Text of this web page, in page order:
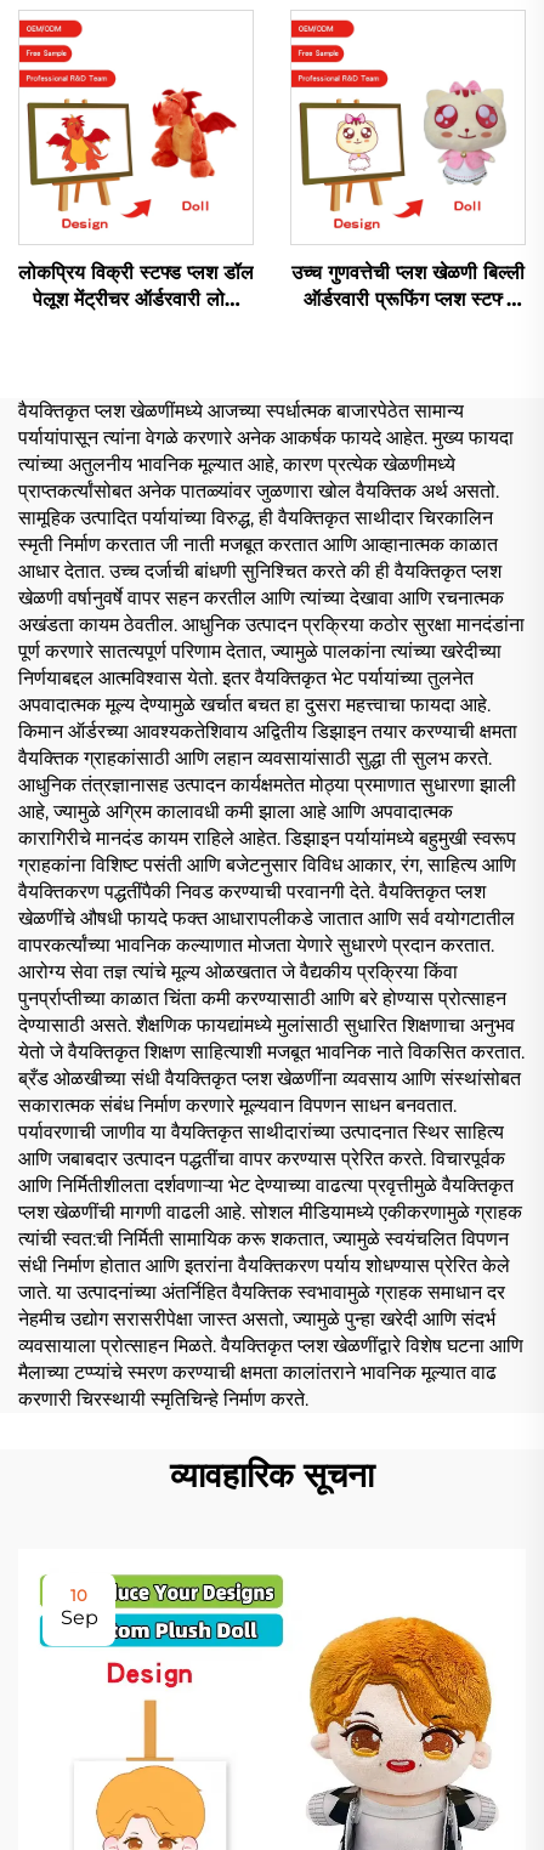
लोकप्रिय विक्री स्टफ्ड प्लश डॉल
पेलूश मेंट्रीचर ऑर्डरवारी लोगो
उच्च गुणवत्तेची प्लश खेळणी बिल्ली
ऑर्डरवारी प्रूफिंग प्लश स्टफ्ड
वैयक्तिकृत प्लश खेळणींमध्ये आजच्या स्पर्धात्मक बाजारपेठेत सामान्य
पर्यायांपासून त्यांना वेगळे करणारे अनेक आकर्षक फायदे आहेत. मुख्य फायदा
त्यांच्या अतुलनीय भावनिक मूल्यात आहे, कारण प्रत्येक खेळणीमध्ये
प्राप्तकर्त्यांसोबत अनेक पातळ्यांवर जुळणारा खोल वैयक्तिक अर्थ असतो.
सामूहिक उत्पादित पर्यायांच्या विरुद्ध, ही वैयक्तिकृत साथीदार चिरकालिन
स्मृती निर्माण करतात जी नाती मजबूत करतात आणि आव्हानात्मक काळात
आधार देतात. उच्च दर्जाची बांधणी सुनिश्चित करते की ही वैयक्तिकृत प्लश
खेळणी वर्षानुवर्षे वापर सहन करतील आणि त्यांच्या देखावा आणि रचनात्मक
अखंडता कायम ठेवतील. आधुनिक उत्पादन प्रक्रिया कठोर सुरक्षा मानदंडांना
पूर्ण करणारे सातत्यपूर्ण परिणाम देतात, ज्यामुळे पालकांना त्यांच्या खरेदीच्या
निर्णयाबद्दल आत्मविश्वास येतो. इतर वैयक्तिकृत भेट पर्यायांच्या तुलनेत
अपवादात्मक मूल्य देण्यामुळे खर्चात बचत हा दुसरा महत्त्वाचा फायदा आहे.
किमान ऑर्डरच्या आवश्यकतेशिवाय अद्वितीय डिझाइन तयार करण्याची क्षमता
वैयक्तिक ग्राहकांसाठी आणि लहान व्यवसायांसाठी सुद्धा ती सुलभ करते.
आधुनिक तंत्रज्ञानासह उत्पादन कार्यक्षमतेत मोठ्या प्रमाणात सुधारणा झाली
आहे, ज्यामुळे अग्रिम कालावधी कमी झाला आहे आणि अपवादात्मक
कारागिरीचे मानदंड कायम राहिले आहेत. डिझाइन पर्यायांमध्ये बहुमुखी स्वरूप
ग्राहकांना विशिष्ट पसंती आणि बजेटनुसार विविध आकार, रंग, साहित्य आणि
वैयक्तिकरण पद्धतींपैकी निवड करण्याची परवानगी देते. वैयक्तिकृत प्लश
खेळणींचे औषधी फायदे फक्त आधारापलीकडे जातात आणि सर्व वयोगटातील
वापरकर्त्यांच्या भावनिक कल्याणात मोजता येणारे सुधारणे प्रदान करतात.
आरोग्य सेवा तज्ञ त्यांचे मूल्य ओळखतात जे वैद्यकीय प्रक्रिया किंवा
पुनर्प्राप्तीच्या काळात चिंता कमी करण्यासाठी आणि बरे होण्यास प्रोत्साहन
देण्यासाठी असते. शैक्षणिक फायद्यांमध्ये मुलांसाठी सुधारित शिक्षणाचा अनुभव
येतो जे वैयक्तिकृत शिक्षण साहित्याशी मजबूत भावनिक नाते विकसित करतात.
ब्रँड ओळखीच्या संधी वैयक्तिकृत प्लश खेळणींना व्यवसाय आणि संस्थांसोबत
सकारात्मक संबंध निर्माण करणारे मूल्यवान विपणन साधन बनवतात.
पर्यावरणाची जाणीव या वैयक्तिकृत साथीदारांच्या उत्पादनात स्थिर साहित्य
आणि जबाबदार उत्पादन पद्धतींचा वापर करण्यास प्रेरित करते. विचारपूर्वक
आणि निर्मितीशीलता दर्शवणाऱ्या भेट देण्याच्या वाढत्या प्रवृत्तीमुळे वैयक्तिकृत
प्लश खेळणींची मागणी वाढली आहे. सोशल मीडियामध्ये एकीकरणामुळे ग्राहक
त्यांची स्वत:ची निर्मिती सामायिक करू शकतात, ज्यामुळे स्वयंचलित विपणन
संधी निर्माण होतात आणि इतरांना वैयक्तिकरण पर्याय शोधण्यास प्रेरित केले
जाते. या उत्पादनांच्या अंतर्निहित वैयक्तिक स्वभावामुळे ग्राहक समाधान दर
नेहमीच उद्योग सरासरीपेक्षा जास्त असतो, ज्यामुळे पुन्हा खरेदी आणि संदर्भ
व्यवसायाला प्रोत्साहन मिळते. वैयक्तिकृत प्लश खेळणींद्वारे विशेष घटना आणि
मैलाच्या टप्प्यांचे स्मरण करण्याची क्षमता कालांतराने भावनिक मूल्यात वाढ
करणारी चिरस्थायी स्मृतिचिन्हे निर्माण करते.
व्यावहारिक सूचना
10
Sep